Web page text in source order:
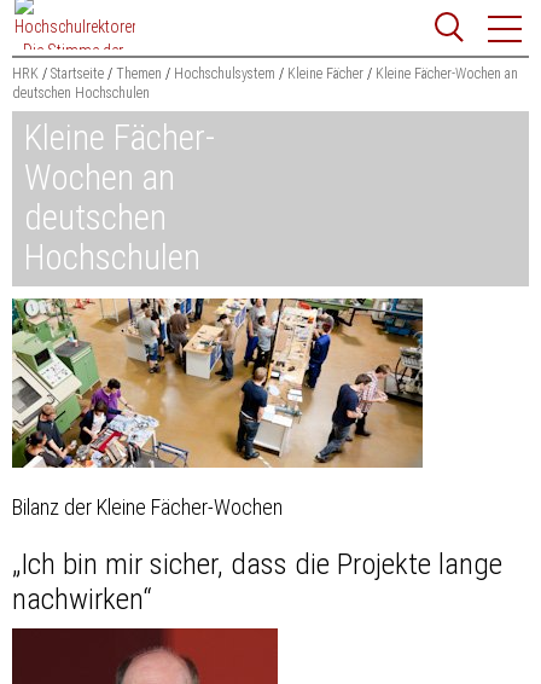
Zum
Content
springen
Suchbegriff
HRK Startseite Themen Hochschulsystem Kleine Fächer
Kleine Fächer-Wochen an
deutschen Hochschulen
Kleine Fächer-
Wochen an
deutschen
Hochschulen
Bilanz der Kleine Fächer-Wochen
„Ich bin mir sicher, dass die Projekte lange
nachwirken“